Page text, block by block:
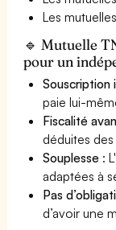
Les
🔹 Mutuelle
pour un
Souscription
paie lui-
Fiscalité
déduites
Souplesse :
adaptées à
Pas
d’avoir une